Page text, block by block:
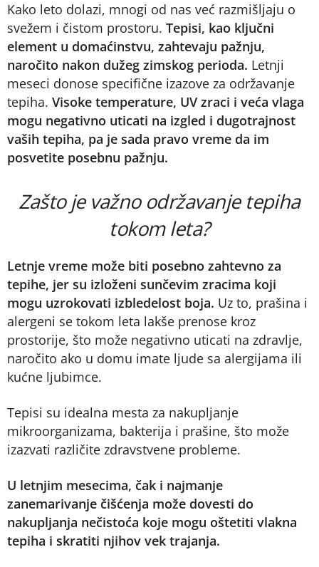
Kako leto dolazi, mnogi od nas već razmišljaju o
svežem i čistom prostoru. Tepisi, kao ključni
element u domaćinstvu, zahtevaju pažnju,
naročito nakon dužeg zimskog perioda. Letnji
meseci donose specifične izazove za održavanje
tepiha. Visoke temperature, UV zraci i veća vlaga
mogu negativno uticati na izgled i dugotrajnost
vaših tepiha, pa je sada pravo vreme da im
posvetite posebnu pažnju.
Zašto je važno održavanje tepiha
tokom leta?
Letnje vreme može biti posebno zahtevno za
tepihe, jer su izloženi sunčevim zracima koji
mogu uzrokovati izbledelost boja. Uz to, prašina i
alergeni se tokom leta lakše prenose kroz
prostorije, što može negativno uticati na zdravlje,
naročito ako u domu imate ljude sa alergijama ili
kućne ljubimce.
Tepisi su idealna mesta za nakupljanje
mikroorganizama, bakterija i prašine, što može
izazvati različite zdravstvene probleme.
U letnjim mesecima, čak i najmanje
zanemarivanje čišćenja može dovesti do
nakupljanja nečistoća koje mogu oštetiti vlakna
tepiha i skratiti njihov vek trajanja.